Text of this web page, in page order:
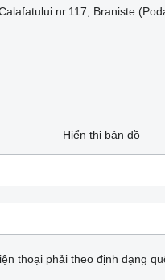
nr.117, Braniste
Hiển thị bản đồ
thoại phải theo định dạng